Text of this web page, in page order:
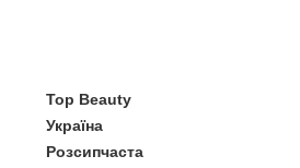
Top Beauty
Україна
Розсипчаста